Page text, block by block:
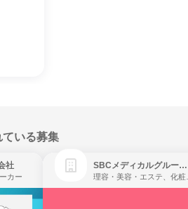
ている募集
社
カー
SBCメディカルグループ株式会社